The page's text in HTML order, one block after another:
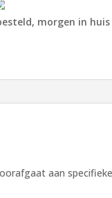
morgen in huis
aan